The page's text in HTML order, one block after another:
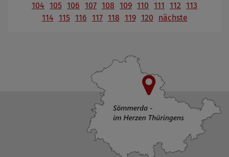
104 105 106 107 108 109 110 111 112 113
114 115 116 117 118 119 120 nächste